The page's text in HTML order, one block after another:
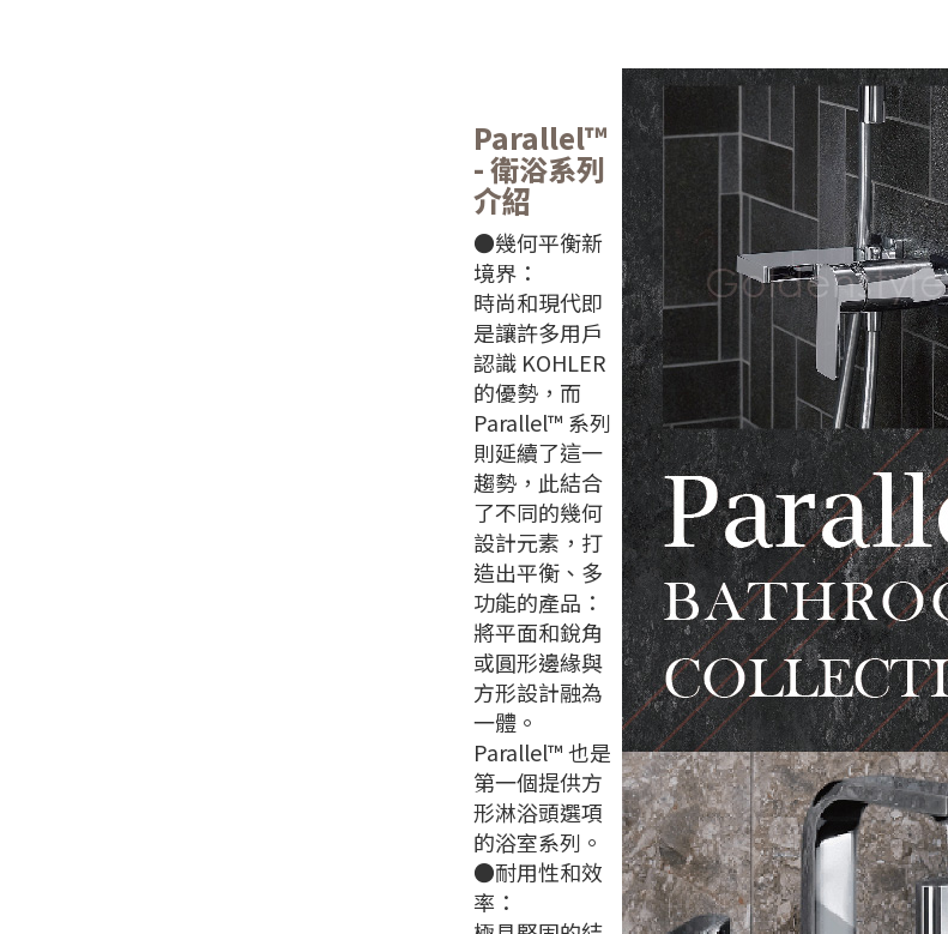
Parallel™
- 衛浴系列
介紹
●幾何平衡新
境界：
時尚和現代即
是讓許多用戶
認識 KOHLER
的優勢，而
Parallel™ 系列
則延續了這一
趨勢，此結合
了不同的幾何
設計元素，打
造出平衡、多
功能的產品：
將平面和銳角
或圓形邊緣與
方形設計融為
一體。
Parallel™ 也是
第一個提供方
形淋浴頭選項
的浴室系列。
●耐用性和效
率：